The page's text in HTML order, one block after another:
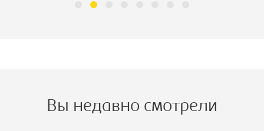
Вы недавно смотрели